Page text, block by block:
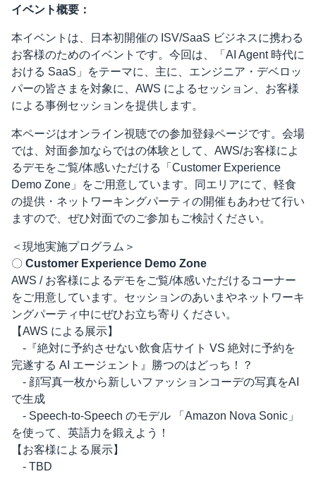
イベント概要：
本イベントは、日本初開催の ISV/SaaS ビジネスに携わる
お客様のためのイベントです。今回は、「AI Agent 時代に
おける SaaS」をテーマに、主に、エンジニア・デベロッ
パーの皆さまを対象に、AWS によるセッション、お客様
による事例セッションを提供します。
本ページはオンライン視聴での参加登録ページです。会場
では、対面参加ならではの体験として、AWS/お客様によ
るデモをご覧/体感いただける「Customer Experience
Demo Zone」をご用意しています。同エリアにて、軽食
の提供・ネットワーキングパーティの開催もあわせて行い
ますので、ぜひ対面でのご参加もご検討ください。
＜現地実施プログラム＞
〇 Customer Experience Demo Zone
AWS / お客様によるデモをご覧/体感いただけるコーナー
をご用意しています。セッションのあいまやネットワーキ
ングパーティ中にぜひお立ち寄りください。
【AWS による展示】
-『絶対に予約させない飲食店サイト VS 絶対に予約を
完遂する AI エージェント』勝つのはどっち！？
- 顔写真一枚から新しいファッションコーデの写真をAI
で生成
- Speech-to-Speech のモデル 「Amazon Nova Sonic」
を使って、英語力を鍛えよう！
【お客様による展示】
- TBD